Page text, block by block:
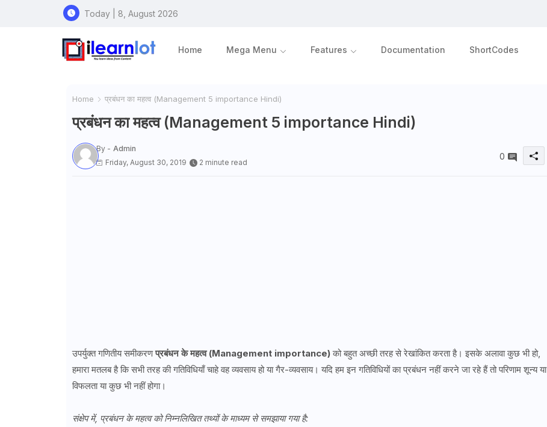
Today | 8, August 2026
Home Mega Menu Features Documentation ShortCodes
Home प्रबंधन का महत्व (Management 5 importance Hindi)
प्रबंधन का महत्व (Management 5 importance Hindi)
By - Admin
Friday, August 30, 2019
2 minute read
0
उपर्युक्त गणितीय समीकरणप्रबंधन के महत्व (Management importance)को बहुत अच्छी तरह से रेखांकित करता है। इसके अलावा कुछ भी हो,
हमारा मतलब है कि सभी तरह की गतिविधियाँ चाहे वह व्यवसाय हो या गैर-व्यवसाय। यदि हम इन गतिविधियों का प्रबंधन नहीं करने जा रहे हैं तो परिणाम शून्य या
विफलता या कुछ भी नहीं होगा।
संक्षेप में, प्रबंधन के महत्व को निम्नलिखित तथ्यों के माध्यम से समझाया गया है: